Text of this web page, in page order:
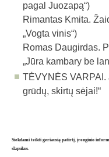
Siekdami teikti geriausią patirtį, įrenginio
slapukus.
pagal Juozapą“)
Rimantas Kmita.
„Vogta vinis“)
Romas Daugirdas.
„Jūra kam­bary be
TĖVYNĖS VARPAI.
grūdų, skirtų sėjai!“